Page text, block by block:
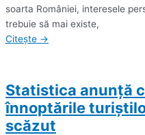
soarta României, interesele
trebuie să mai existe,
Citește →
Statistica anunță
înnoptările
scăzut